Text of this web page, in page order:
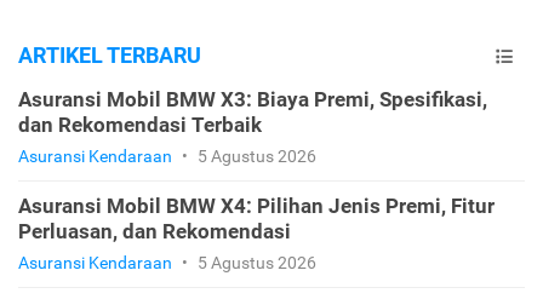
ARTIKEL TERBARU
Asuransi Mobil BMW X3: Biaya Premi, Spesifikasi,
dan Rekomendasi Terbaik
Asuransi Kendaraan • 5 Agustus 2026
Asuransi Mobil BMW X4: Pilihan Jenis Premi, Fitur
Perluasan, dan Rekomendasi
Asuransi Kendaraan • 5 Agustus 2026